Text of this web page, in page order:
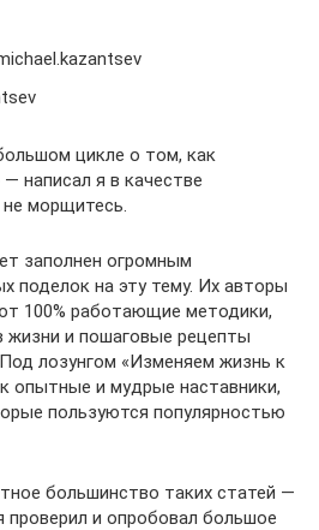
цикле о том, как
написал я в качестве
не морщитесь.
заполнен огромным
поделок на эту тему. Их авторы
100% работающие методики,
и пошаговые рецепты
лозунгом «Изменяем жизнь к
опытные и мудрые наставники,
пользуются популярностью
большинство таких статей —
и опробовал большое